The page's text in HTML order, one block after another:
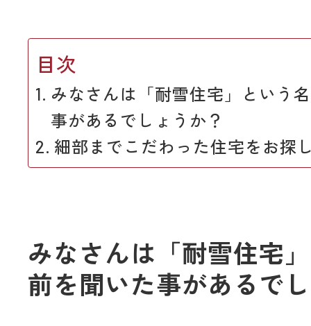
目次
みなさんは「耐雪住宅」という
事があるでしょうか？
細部までこだわった住宅をお探
みなさんは「耐雪住宅
前を聞いた事があるで